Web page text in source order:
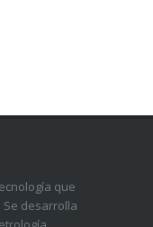
que
desarrolla